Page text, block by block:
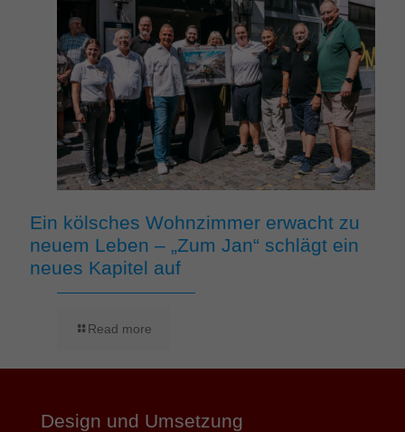
Ein kölsches Wohnzimmer erwacht zu
neuem Leben – „Zum Jan“ schlägt ein
neues Kapitel auf
Read more
Design und Umsetzung